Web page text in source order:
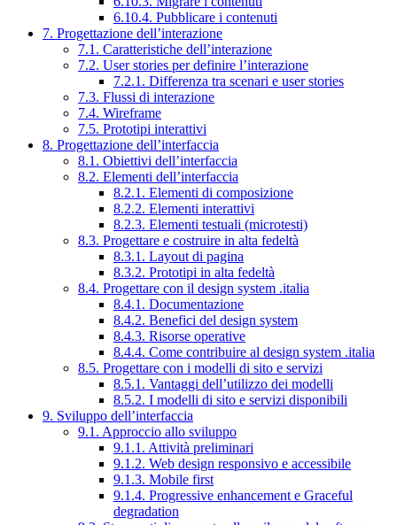
6.10.4. Pubblicare i contenuti
7. Progettazione dell’interazione
7.1. Caratteristiche dell’interazione
7.2. User stories per definire l’interazione
7.2.1. Differenza tra scenari e user stories
7.3. Flussi di interazione
7.4. Wireframe
7.5. Prototipi interattivi
8. Progettazione dell’interfaccia
8.1. Obiettivi dell’interfaccia
8.2. Elementi dell’interfaccia
8.2.1. Elementi di composizione
8.2.2. Elementi interattivi
8.2.3. Elementi testuali (microtesti)
8.3. Progettare e costruire in alta fedeltà
8.3.1. Layout di pagina
8.3.2. Prototipi in alta fedeltà
8.4. Progettare con il design system .italia
8.4.1. Documentazione
8.4.2. Benefici del design system
8.4.3. Risorse operative
8.4.4. Come contribuire al design system .italia
8.5. Progettare con i modelli di sito e servizi
8.5.1. Vantaggi dell’utilizzo dei modelli
8.5.2. I modelli di sito e servizi disponibili
9. Sviluppo dell’interfaccia
9.1. Approccio allo sviluppo
9.1.1. Attività preliminari
9.1.2. Web design responsivo e accessibile
9.1.3. Mobile first
9.1.4. Progressive enhancement e Graceful
degradation